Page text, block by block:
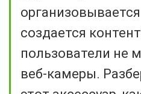
создается
пользователи не
веб-камеры.